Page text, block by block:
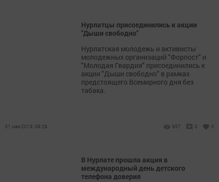
Нурлатцы присоединились к акции
"Дыши свободно"
Нурлатская молодежь и активисты
молодежных организаций "Форпост" и
"Молодая Гвардия" присоединились к
акции "Дыши свободно" в рамках
предстоящего Всемирного дня без
табака.
31 мая 2019, 08:29 957 0 0
В Нурлате прошла акция в
международный день детского
телефона доверия